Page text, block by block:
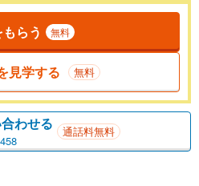
らう 無料
見学する 無料
わせる 通話料無料